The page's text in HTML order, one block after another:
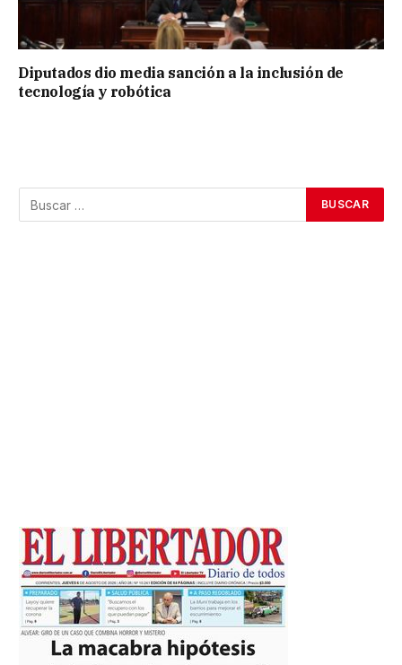
Diputados dio media sanción a la inclusión de
tecnología y robótica